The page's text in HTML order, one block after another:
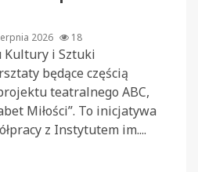
2026 18
Kultury i Sztuki
będące częścią
teatralnego ABC,
Miłości”. To inicjatywa
z Instytutem im....